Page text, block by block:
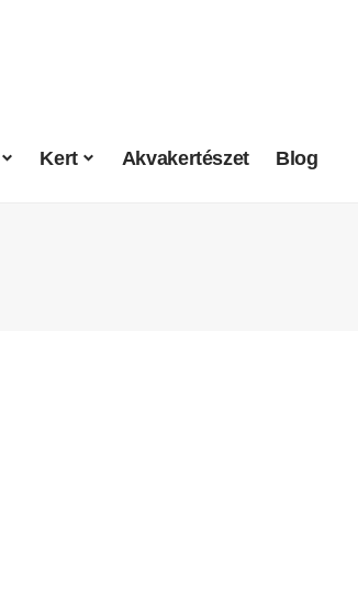
Kert Akvakertészet Blog